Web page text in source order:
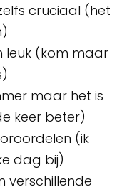
cruciaal (het
leuk (kom maar
maar het is
keer beter)
(ik
dag bij)
verschillende